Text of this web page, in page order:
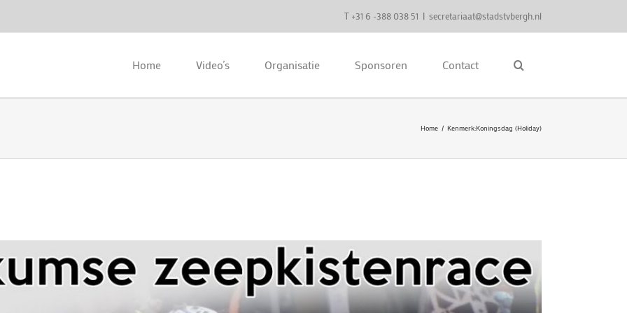
T +31 6 -388 038 51 | secretariaat@stadstvbergh.nl
Home Video’s Organisatie Sponsoren Contact
Home Kenmerk:Koningsdag (Holiday)